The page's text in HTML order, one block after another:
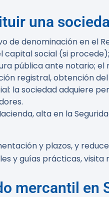
una
de denominación en el
social (si
pública ante notario;
registral, obtención
la sociedad adquiere
alta en la
y plazos, y
y guías prácticas,
mercantil en